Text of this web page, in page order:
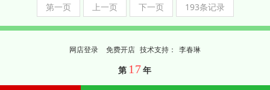
第一页 上一页 下一页 193条记录
网店登录 免费开店 技术支持 ： 李春琳
第 17年